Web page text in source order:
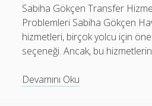
Sabiha Gökçen Transfer
Problemleri Sabiha Gökçen
hizmetleri, birçok yolcu için
seçeneği. Ancak, bu
Devamını Oku